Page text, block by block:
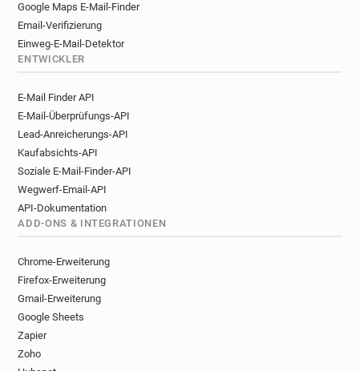
Google Maps E-Mail-Finder
Email-Verifizierung
Einweg-E-Mail-Detektor
ENTWICKLER
E-Mail Finder API
E-Mail-Überprüfungs-API
Lead-Anreicherungs-API
Kaufabsichts-API
Soziale E-Mail-Finder-API
Wegwerf-Email-API
API-Dokumentation
ADD-ONS & INTEGRATIONEN
Chrome-Erweiterung
Firefox-Erweiterung
Gmail-Erweiterung
Google Sheets
Zapier
Zoho